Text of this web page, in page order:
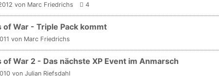
von Marc Friedrichs 4
of War - Triple Pack kommt
von Marc Friedrichs
of War 2 - Das nächste XP Event im Anmarsch
von Julian Riefsdahl